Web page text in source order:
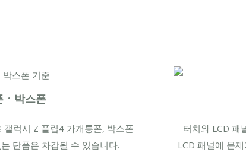
ㆍ박스폰
럭시 Z 플립4 가개통폰, 박스폰
단품은 차감될 수 있습니다.
터치와 LCD 패
LCD 패널에 문